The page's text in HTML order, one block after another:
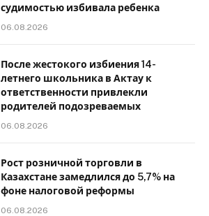
судимостью избивала ребенка
06.08.2026
После жестокого избиения 14-
летнего школьника в Актау к
ответственности привлекли
родителей подозреваемых
06.08.2026
Рост розничной торговли в
Казахстане замедлился до 5,7% на
фоне налоговой реформы
06.08.2026